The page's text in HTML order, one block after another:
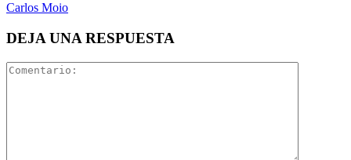
Carlos Moio
DEJA UNA RESPUESTA